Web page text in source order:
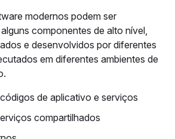
modernos podem ser
componentes de alto nível,
e desenvolvidos por diferentes
em diferentes ambientes de
de aplicativo e serviços
compartilhados